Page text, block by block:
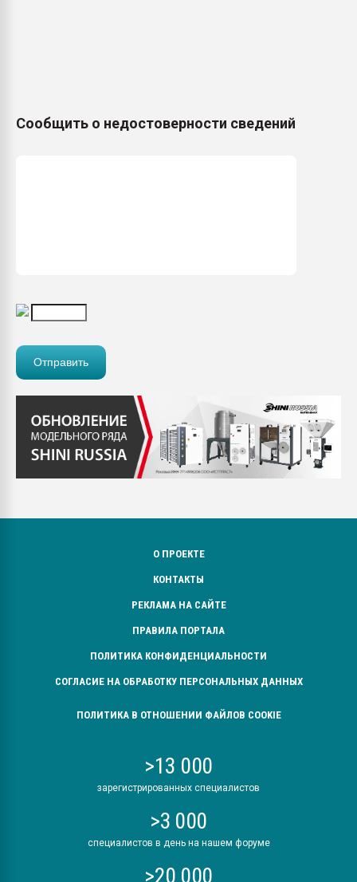
Сообщить о недостоверности сведений
О ПРОЕКТЕ
КОНТАКТЫ
РЕКЛАМА НА САЙТЕ
ПРАВИЛА ПОРТАЛА
ПОЛИТИКА КОНФИДЕНЦИАЛЬНОСТИ
СОГЛАСИЕ НА ОБРАБОТКУ ПЕРСОНАЛЬНЫХ ДАННЫХ
ПОЛИТИКА В ОТНОШЕНИИ ФАЙЛОВ COOKIE
>13 000
зарегистрированных специалистов
>3 000
специалистов в день на нашем форуме
>20 000